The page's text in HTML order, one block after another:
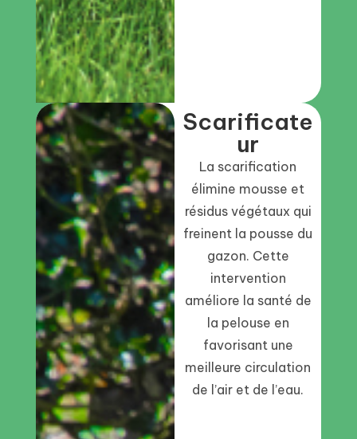
Scarificate
ur
La scarification
élimine mousse et
résidus végétaux qui
freinent la pousse du
gazon. Cette
intervention
améliore la santé de
la pelouse en
favorisant une
meilleure circulation
de l’air et de l’eau.